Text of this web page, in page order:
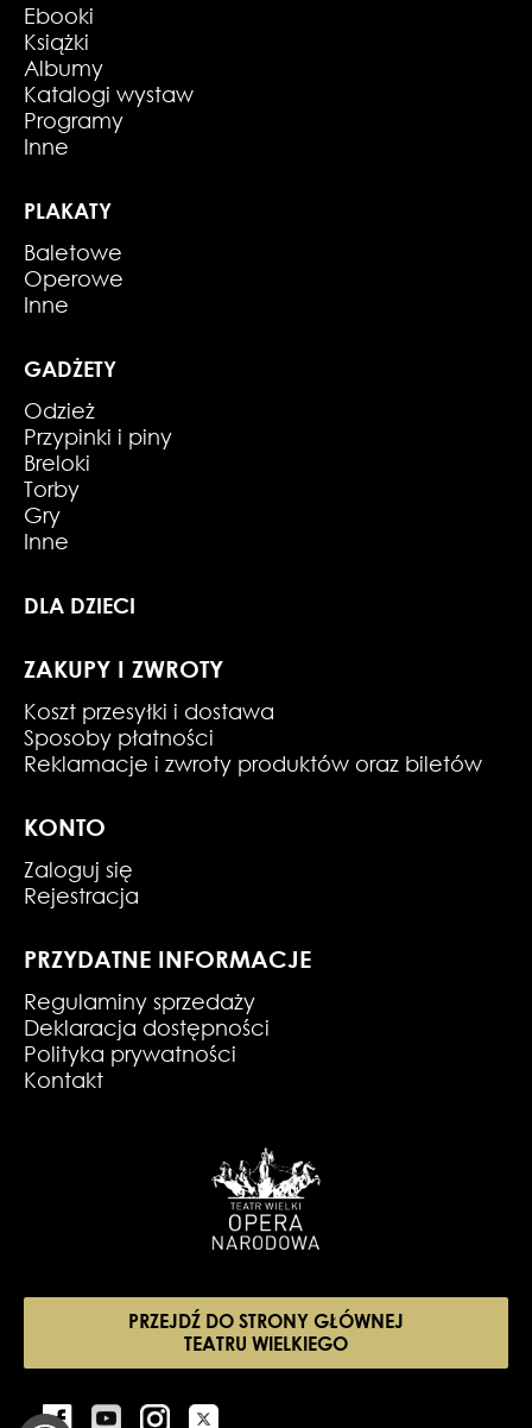
Ebooki
Książki
Albumy
Katalogi wystaw
Programy
Inne
PLAKATY
Baletowe
Operowe
Inne
GADŻETY
Odzież
Przypinki i piny
Breloki
Torby
Gry
Inne
DLA DZIECI
ZAKUPY I ZWROTY
Koszt przesyłki i dostawa
Sposoby płatności
Reklamacje i zwroty produktów oraz biletów
KONTO
Zaloguj się
Rejestracja
PRZYDATNE INFORMACJE
Regulaminy sprzedaży
Deklaracja dostępności
Polityka prywatności
Kontakt
PRZEJDŹ DO STRONY GŁÓWNEJ
TEATRU WIELKIEGO